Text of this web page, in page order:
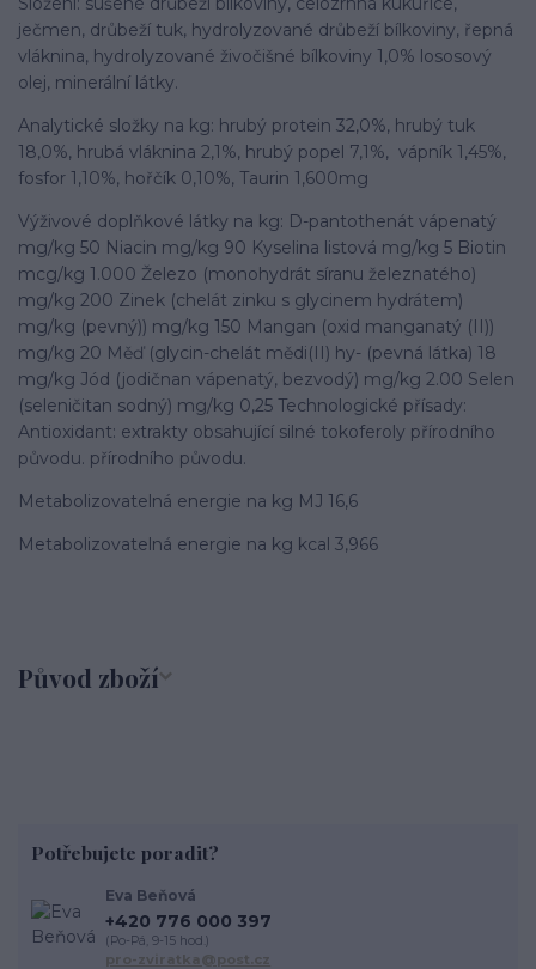
ječmen, drůbeží tuk, hydrolyzované drůbeží bílkoviny, řepná
vláknina, hydrolyzované živočišné bílkoviny 1,0% lososový
olej, minerální látky.
Analytické složky na kg: hrubý protein 32,0%, hrubý tuk
18,0%, hrubá vláknina 2,1%, hrubý popel 7,1%, vápník 1,45%,
fosfor 1,10%, hořčík 0,10%, Taurin 1,600mg
Výživové doplňkové látky na kg: D-pantothenát vápenatý
mg/kg 50 Niacin mg/kg 90 Kyselina listová mg/kg 5 Biotin
mcg/kg 1.000 Železo (monohydrát síranu železnatého)
mg/kg 200 Zinek (chelát zinku s glycinem hydrátem)
mg/kg (pevný)) mg/kg 150 Mangan (oxid manganatý (II))
mg/kg 20 Měď (glycin-chelát mědi(II) hy- (pevná látka) 18
mg/kg Jód (jodičnan vápenatý, bezvodý) mg/kg 2.00 Selen
(seleničitan sodný) mg/kg 0,25 Technologické přísady:
Antioxidant: extrakty obsahující silné tokoferoly přírodního
původu. přírodního původu.
Metabolizovatelná energie na kg MJ 16,6
Metabolizovatelná energie na kg kcal 3,966
Původ zboží
Potřebujete poradit?
Eva Beňová
+420 776 000 397
(Po-Pá, 9-15 hod.)
pro-zviratka@post.cz